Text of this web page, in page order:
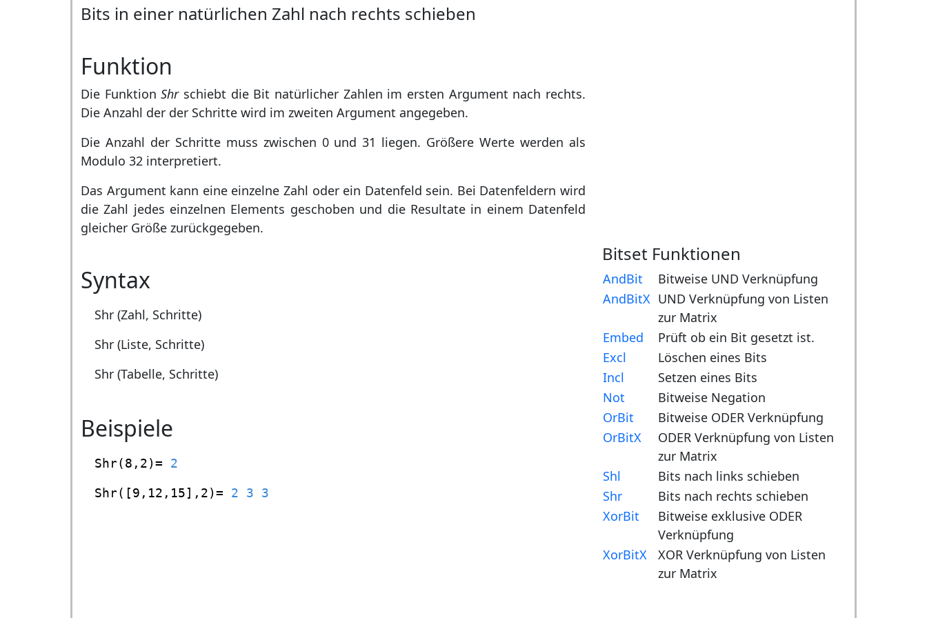
Bits in einer natürlichen Zahl nach rechts schieben
Funktion
Die FunktionShrschiebt die Bit natürlicher Zahlen im ersten Argument nach rechts.
Die Anzahl der der Schritte wird im zweiten Argument angegeben.
Die Anzahl der Schritte muss zwischen 0 und 31 liegen. Größere Werte werden als
Modulo 32 interpretiert.
Das Argument kann eine einzelne Zahl oder ein Datenfeld sein. Bei Datenfeldern wird
die Zahl jedes einzelnen Elements geschoben und die Resultate in einem Datenfeld
gleicher Größe zurückgegeben.
Syntax
Shr (Zahl, Schritte)
Shr (Liste, Schritte)
Shr (Tabelle, Schritte)
Beispiele
Shr(8,2)= 2
Shr([9,12,15],2)= 2 3 3
Bitset Funktionen
AndBit
Bitweise UND Verknüpfung
AndBitX UND Verknüpfung von Listen
zur Matrix
Embed
Prüft ob ein Bit gesetzt ist.
Excl
Löschen eines Bits
Incl
Setzen eines Bits
Not
Bitweise Negation
OrBit
Bitweise ODER Verknüpfung
OrBitX
ODER Verknüpfung von Listen
zur Matrix
Shl
Bits nach links schieben
Shr
Bits nach rechts schieben
XorBit
Bitweise exklusive ODER
Verknüpfung
XorBitX
XOR Verknüpfung von Listen
zur Matrix